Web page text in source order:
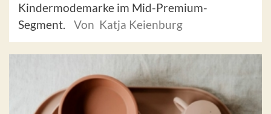
Kindermodemarke im Mid-Premium-
Segment.
Von Katja Keienburg